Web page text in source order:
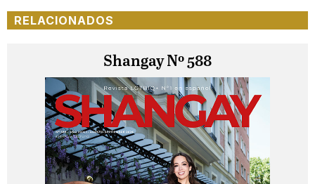
RELACIONADOS
Shangay Nº 588